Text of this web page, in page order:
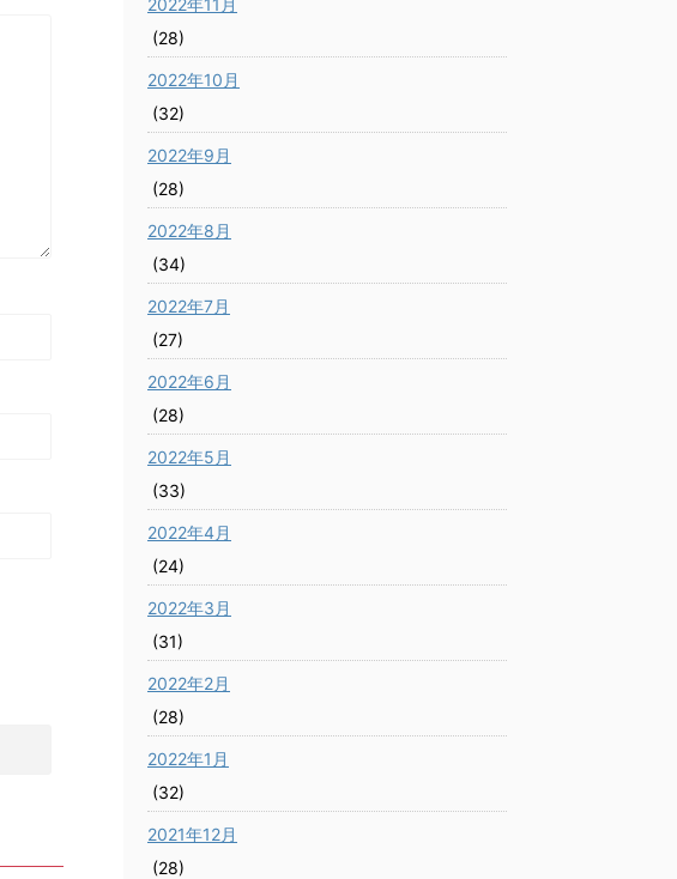
2022年11月
(28)
2022年10月
(32)
2022年9月
(28)
2022年8月
(34)
2022年7月
(27)
2022年6月
(28)
2022年5月
(33)
2022年4月
(24)
2022年3月
(31)
2022年2月
(28)
2022年1月
(32)
2021年12月
(28)